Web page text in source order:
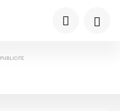
PUBLICITÉ